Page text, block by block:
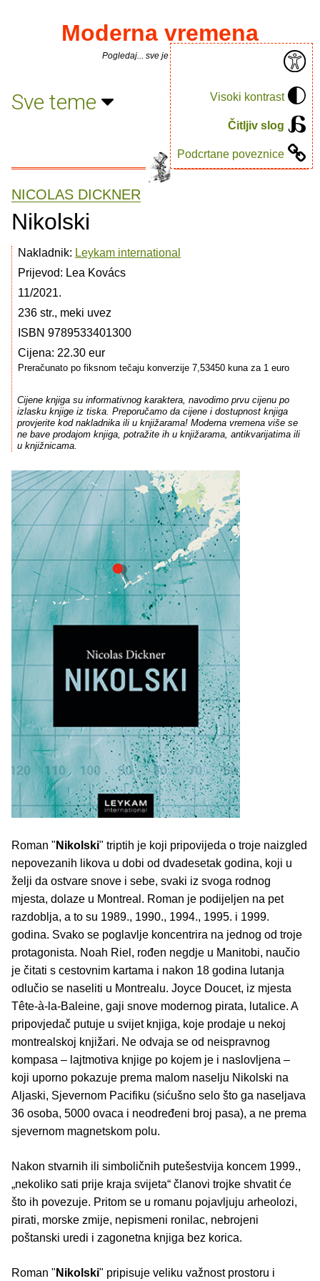
Visoki kontrast
Čitljiv slog
Podcrtane poveznice
Moderna vremena
Pogledaj... sve je puno knjiga.
Sve teme
NICOLAS DICKNER
Nikolski
Nakladnik: Leykam international
Prijevod: Lea Kovács
11/2021.
236 str., meki uvez
ISBN 9789533401300
Cijena: 22.30 eur
Preračunato po fiksnom tečaju konverzije 7,53450 kuna za 1 euro
Cijene knjiga su informativnog karaktera, navodimo prvu cijenu po
izlasku knjige iz tiska. Preporučamo da cijene i dostupnost knjiga
provjerite kod nakladnika ili u knjižarama! Moderna vremena više se
ne bave prodajom knjiga, potražite ih u knjižarama, antikvarijatima ili
u knjižnicama.
Roman " Nikolski" triptih je koji pripovijeda o troje naizgled
nepovezanih likova u dobi od dvadesetak godina, koji u
želji da ostvare snove i sebe, svaki iz svoga rodnog
mjesta, dolaze u Montreal. Roman je podijeljen na pet
razdoblja, a to su 1989., 1990., 1994., 1995. i 1999.
godina. Svako se poglavlje koncentrira na jednog od troje
protagonista. Noah Riel, rođen negdje u Manitobi, naučio
je čitati s cestovnim kartama i nakon 18 godina lutanja
odlučio se naseliti u Montrealu. Joyce Doucet, iz mjesta
Tête-à-la-Baleine, gaji snove modernog pirata, lutalice. A
pripovjedač putuje u svijet knjiga, koje prodaje u nekoj
montrealskoj knjižari. Ne odvaja se od neispravnog
kompasa – lajtmotiva knjige po kojem je i naslovljena –
koji uporno pokazuje prema malom naselju Nikolski na
Aljaski, Sjevernom Pacifiku (sićušno selo što ga naseljava
36 osoba, 5000 ovaca i neodređeni broj pasa), a ne prema
sjevernom magnetskom polu.
Nakon stvarnih ili simboličnih putešestvija koncem 1999.,
„nekoliko sati prije kraja svijeta“ članovi trojke shvatit će
što ih povezuje. Pritom se u romanu pojavljuju arheolozi,
pirati, morske zmije, nepismeni ronilac, nebrojeni
poštanski uredi i zagonetna knjiga bez korica.
Roman " Nikolski" pripisuje veliku važnost prostoru i